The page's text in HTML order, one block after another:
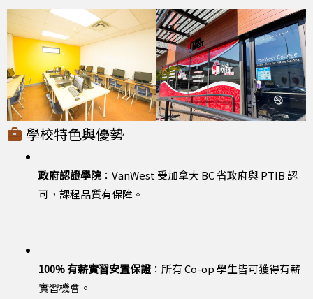
學校特色與優勢
政府認證學院 ：VanWest 受加拿大 BC 省政府與 PTIB 認
可，課程品質有保障。
100% 有薪實習安置保證：所有 Co-op 學生皆可獲得有薪
實習機會。